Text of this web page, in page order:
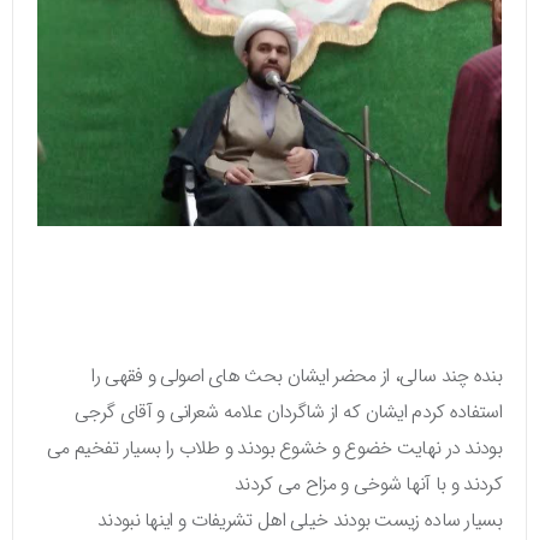
بنده چند سالی، از محضر ایشان بحث های اصولی و فقهی را
استفاده کردم ایشان که از شاگردان علامه شعرانی و آقای گرجی
بودند در نهایت خضوع و خشوع بودند و طلاب را بسیار تفخیم می
کردند و با آنها شوخی و مزاح می کردند
بسیار ساده زیست بودند خیلی اهل تشریفات و اینها نبودند